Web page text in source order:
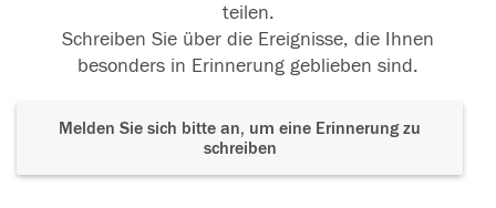
teilen.
Schreiben Sie über die Ereignisse, die Ihnen
besonders in Erinnerung geblieben sind.
Melden Sie sich bitte an, um eine Erinnerung zu
schreiben